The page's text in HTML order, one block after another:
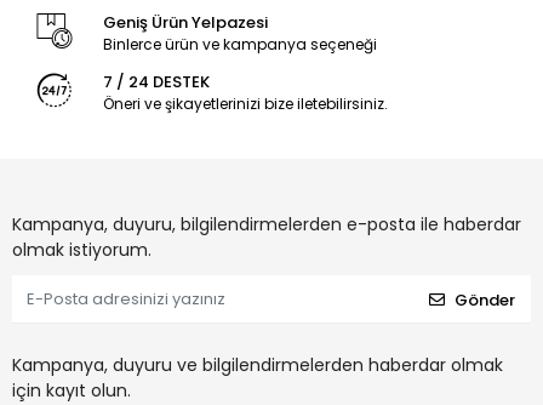
Geniş Ürün Yelpazesi
Binlerce ürün ve kampanya seçeneği
7 / 24 DESTEK
Öneri ve şikayetlerinizi bize iletebilirsiniz.
Kampanya, duyuru, bilgilendirmelerden e-posta ile haberdar
olmak istiyorum.
Gönder
Kampanya, duyuru ve bilgilendirmelerden haberdar olmak
için kayıt olun.